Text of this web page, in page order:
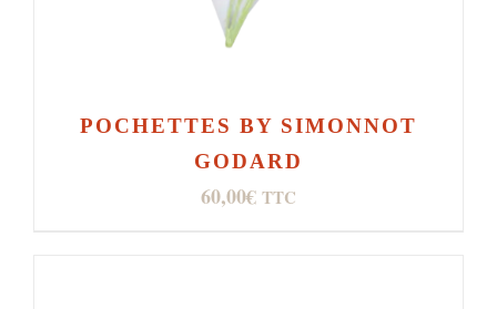
POCHETTES BY SIMONNOT
GODARD
60,00€ TTC